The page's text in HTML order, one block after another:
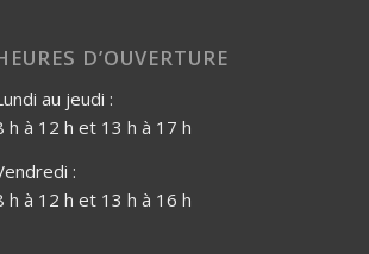
D’OUVERTURE
au jeudi :
h à 12 h et 13 h à 17 h
:
h à 12 h et 13 h à 16 h